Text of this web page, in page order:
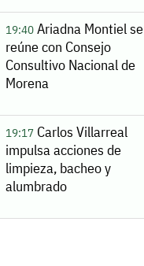
19:40Ariadna Montiel se
reúne con Consejo
Consultivo Nacional de
Morena
19:17Carlos Villarreal
impulsa acciones de
limpieza, bacheo y
alumbrado